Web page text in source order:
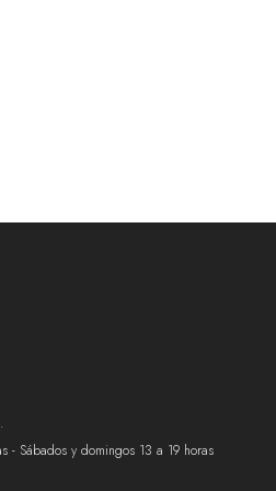
- Sábados y domingos 13 a 19 horas